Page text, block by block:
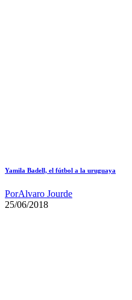
Yamila Badell, el fútbol a la uruguaya
PorAlvaro Jourde
25/06/2018